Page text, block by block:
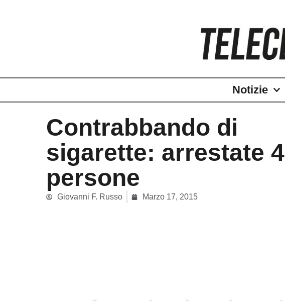
Notizie
Contrabbando di
sigarette: arrestate 4
persone
Giovanni F. Russo Marzo 17, 2015